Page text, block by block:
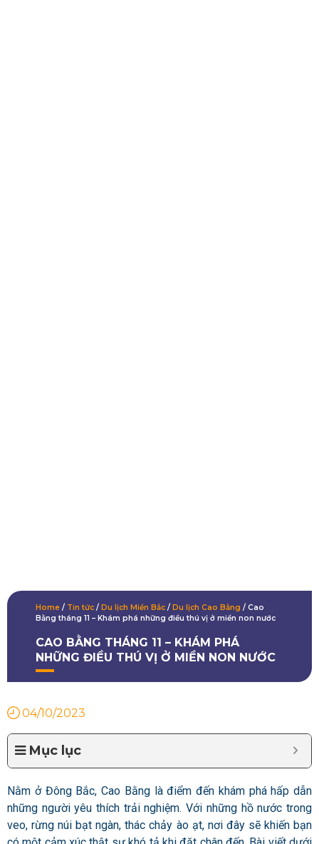
Home / Tin tức / Du lịch Miền Bắc / Du lịch Cao Bằng / Cao
Bằng tháng 11 – Khám phá những điều thú vị ở miền non nước
CAO BẰNG THÁNG 11 – KHÁM PHÁ
NHỮNG ĐIỀU THÚ VỊ Ở MIỀN NON NƯỚC
04/10/2023
Mục lục
Nằm ở Đông Bắc, Cao Bằng là điểm đến khám phá hấp dẫn
những người yêu thích trải nghiệm. Với những hồ nước trong
veo, rừng núi bạt ngàn, thác chảy ào ạt, nơi đây sẽ khiến bạn